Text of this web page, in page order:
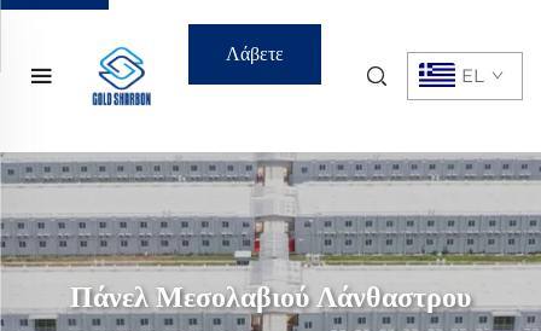
Λάβετε
EL
Πάνελ Μεσολαβιού Λάνθαστρου